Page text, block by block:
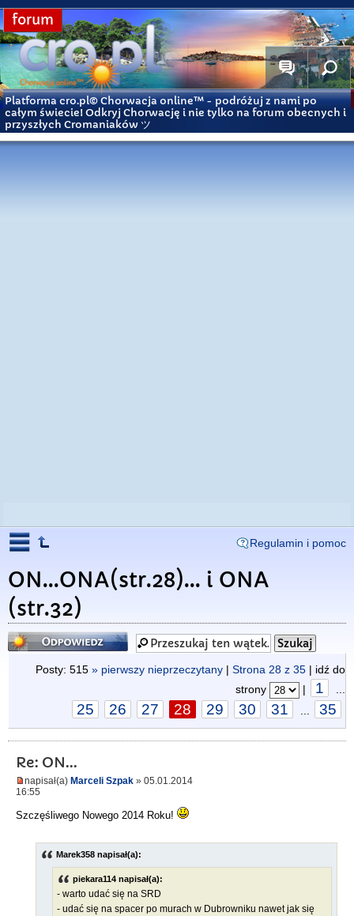
forum
Platforma cro.pl© Chorwacja online™ - podróżuj z nami po
całym świecie! Odkryj Chorwację i nie tylko na forum obecnych i
przyszłych Cromaniaków ツ
Regulamin i pomoc
ON...ONA(str.28)... i ONA
(str.32)
Odpowiedz
Posty: 515 » pierwszy nieprzeczytany | Strona 28 z 35 | idź do
strony
| 1
25 26 27 28 29 30 31 35
Re: ON...
napisał(a) Marceli Szpak » 05.01.2014
16:55
Szczęśliwego Nowego 2014 Roku!
Marek358 napisał(a):
piekara114 napisał(a):
- warto udać się na SRD
- udać się na spacer po murach w Dubrowniku nawet jak się